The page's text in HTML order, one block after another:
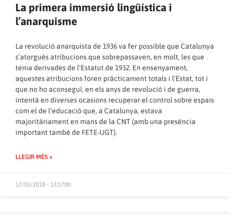
La primera immersió lingüística i
l’anarquisme
La revolució anarquista de 1936 va fer possible que Catalunya
s’atorgués atribucions que sobrepassaven, en molt, les que
tenia derivades de l’Estatut de 1932. En ensenyament,
aquestes atribucions foren pràcticament totals i l’Estat, tot i
que no ho aconseguí, en els anys de revolució i de guerra,
intentà en diverses ocasions recuperar el control sobre espais
com el de l’educació que, a Catalunya, estava
majoritàriament en mans de la CNT (amb una presència
important també de FETE-UGT).
LLEGIR MÉS »
17/02/2018 - 13:17:00